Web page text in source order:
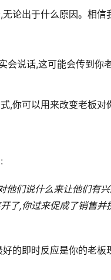
论出于什么原因。相
会说话,这可能会传到你
,你可以用来改变老板对
他们说什么来让他们有
了,你过来促成了销售并
的即时反应是你的老